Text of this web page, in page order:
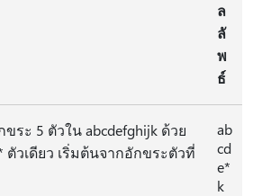
ล
ลั
พ
ธ์
ระ 5 ตัวใน abcdefghijk ด้วย
ตัวเดียว เริ่มต้นจากอักขระตัวที่
ab
cd
e*
k